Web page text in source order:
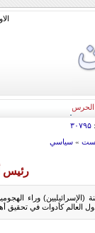
الحرس الثوري: إيران ستدمر
۳۰۷۹۵
» سياسي
رئيس
(الإسرائيليين) وراء
العالم كأدوات في تحقيق